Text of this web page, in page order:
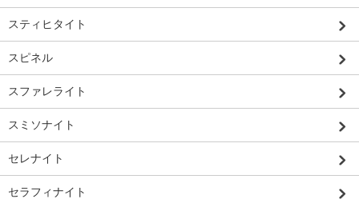
スティヒタイト
スピネル
スファレライト
スミソナイト
セレナイト
セラフィナイト